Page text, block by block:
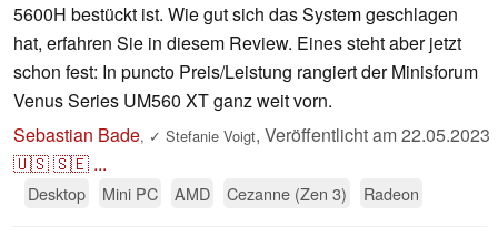
5600H bestückt ist. Wie gut sich das System geschlagen
hat, erfahren Sie in diesem Review. Eines steht aber jetzt
schon fest: In puncto Preis/Leistung rangiert der Minisforum
Venus Series UM560 XT ganz weit vorn.
Sebastian Bade, ✓ Stefanie Voigt, Veröffentlicht am22.05.2023
🇺🇸🇸🇪 ...
Desktop Mini PC AMD Cezanne (Zen 3) Radeon